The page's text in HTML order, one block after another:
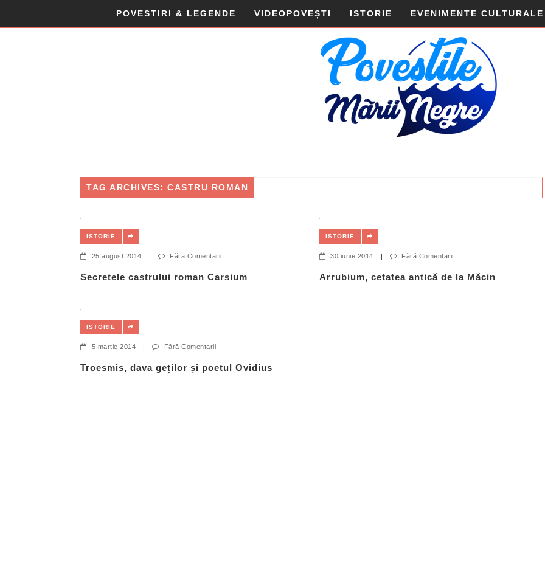
POVESTIRI & LEGENDE VIDEOPOVEȘTI ISTORIE EVENIMENTE CULTURALE
TAG ARCHIVES: CASTRU ROMAN
ISTORIE
25 august 2014 | Fără Comentarii
Secretele castrului roman Carsium
ISTORIE
30 iunie 2014 | Fără Comentarii
Arrubium, cetatea antică de la Măcin
ISTORIE
5 martie 2014 | Fără Comentarii
Troesmis, dava geților și poetul Ovidius